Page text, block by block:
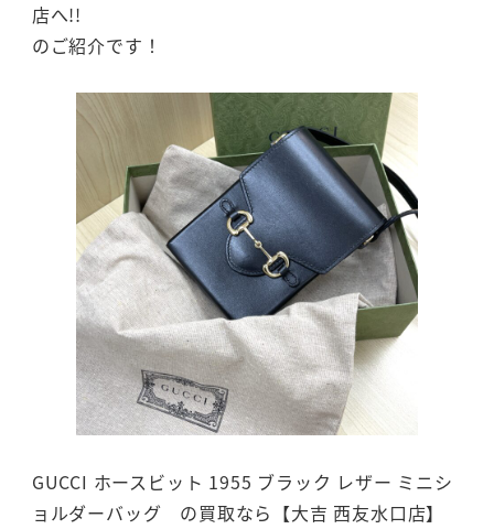
店へ!!
のご紹介です！
GUCCI ホースビット 1955 ブラック レザー ミニシ
ョルダーバッグ の買取なら【大吉 西友水口店】